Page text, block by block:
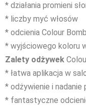
* działania promieni
* liczby myć włosów
* odcienia Colour Bomb
* wyjściowego koloru
Zalety odżywek
* łatwa aplikacja w
* odżywienie i nadanie
* fantastyczne